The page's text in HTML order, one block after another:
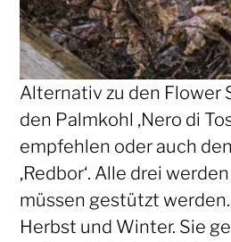
Alternativ zu den Flower
den Palmkohl ‚Nero di
empfehlen oder auch
‚Redbor‘. Alle drei
müssen gestützt
Herbst und Winter. Sie